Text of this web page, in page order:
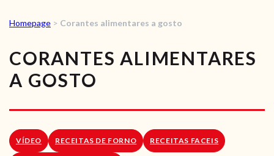
RECEITAS
VÍDEOS
LOJA ONLINE
Homepage > Corantes alimentares a gosto
CORANTES ALIMENTARES
A GOSTO
VÍDEO RECEITAS DE FORNO RECEITAS FACEIS